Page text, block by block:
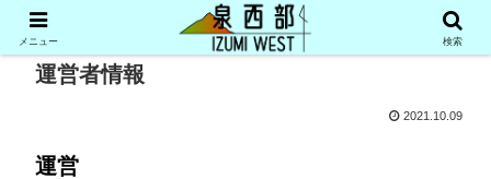
運営者情報
2021.10.09
運営
メニュー 検索